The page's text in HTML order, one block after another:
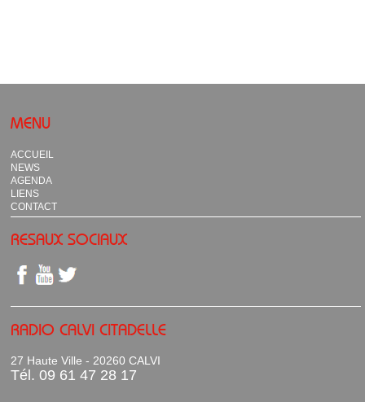
MENU
ACCUEIL
NEWS
AGENDA
LIENS
CONTACT
RESAUX SOCIAUX
RADIO CALVI CITADELLE
27 Haute Ville - 20260 CALVI
Tél. 09 61 47 28 17